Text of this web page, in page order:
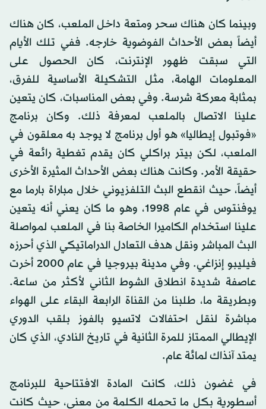
وبينما كان هناك سحر ومتعة داخل الملعب، كان هناك
أيضاً بعض الأحداث الفوضوية خارجه. ففي تلك الأيام
التي سبقت ظهور الإنترنت، كان الحصول على
المعلومات الهامة، مثل التشكيلة الأساسية للفرق،
بمثابة معركة شرسة. وفي بعض المناسبات، كان يتعين
علينا الاتصال بالملعب لمعرفة ذلك. وكان برنامج
«فوتبول إيطاليا» هو أول برنامج لا يوجد به معلقون في
الملعب، لكن بيتر براكلي كان يقدم تغطية رائعة في
حقيقة الأمر. وكانت هناك بعض الأحداث المثيرة الأخرى
أيضاً، حيث انقطع البث التلفزيوني خلال مباراة بارما مع
يوفنتوس في عام 1998، وهو ما كان يعني أنه يتعين
علينا استخدام الكاميرا الخاصة بنا في الملعب لمواصلة
البث المباشر ونقل هدف التعادل الدراماتيكي الذي أحرزه
فيليبو إنزاغي. وفي مدينة بيروجيا في عام 2000 أخرت
عاصفة شديدة انطلاق الشوط الثاني لأكثر من ساعة.
وبطريقة ما، طلبنا من القناة الرابعة البقاء على الهواء
مباشرة لنقل احتفالات لاتسيو بالفوز بلقب الدوري
الإيطالي الممتاز للمرة الثانية في تاريخ النادي، الذي كان
يمتد آنذاك لمائة عام.
في غضون ذلك، كانت المادة الافتتاحية للبرنامج
أسطورية بكل ما تحمله الكلمة من معنى، حيث كانت